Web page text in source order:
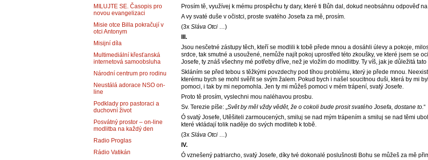
Prosím tě, využívej k mému prospěchu ty dary, které ti Bůh dal, dokud neobsáhnu odpověď
A vy svaté duše v očistci, proste svatého Josefa za mě, prosím.
(3x Sláva Otci …)
III.
Jsou nesčetné zástupy těch, kteří se modlili k tobě přede mnou a dosáhli úlevy a pokoje,
srdce, tak smutné a usoužené, nemůže najít pokoj uprostřed této zkoušky, ve které jsem se
Josefe, ty znáš všechny mé potřeby dříve, než je vložím do modlitby. Ty víš, jak je důležitá
Skláním se před tebou s těžkými povzdechy pod tíhou problému, který je přede mnou.
kterému bych se mohl svěřit se svým žalem. Pokud bych i našel soucitnou duši, která by mi
pomoci, i tak by mi nepomohla. Jen ty mi můžeš pomoci v mém trápení, svatý Josefe.
Proto tě prosím, vyslechni mou naléhavou prosbu.
Sv. Terezie píše: „Svět by měl vždy vědět, že o cokoli bude prosit svatého Josefa, dostane to.“
Ó svatý Josefe, Utěšiteli zarmoucených, smiluj se nad mým trápením a smiluj se nad těmi
které vkládají tolik naděje do svých modliteb k tobě.
(3x Sláva Otci …)
IV.
Ó vznešený patriarcho, svatý Josefe, díky tvé dokonalé poslušnosti Bohu se můžeš za mě
MILUJTE SE. Časopis pro
novou evangelizaci
Misie otce Billa pokračují v
otci Antonym
Misijní díla
Multimediální křesťanská
internetová samoobsluha
Národní centrum pro rodinu
Neustálá adorace NSO on-
line
Podklady pro pastoraci a
duchovní život
Posvátný prostor – on-line
modlitba na každý den
Radio Proglas
Rádio Vatikán